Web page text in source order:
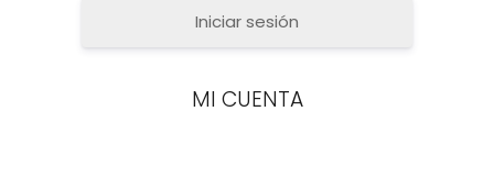
Iniciar sesión
MI CUENTA